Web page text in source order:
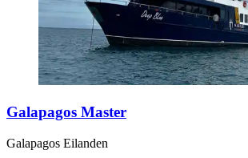
Galapagos Master
Galapagos Eilanden